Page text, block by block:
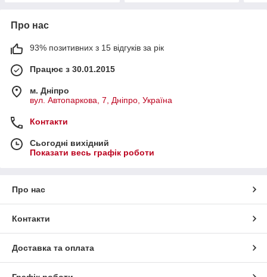
Про нас
93% позитивних з 15 відгуків за рік
Працює з 30.01.2015
м. Дніпро
вул. Автопаркова, 7, Дніпро, Україна
Контакти
Сьогодні вихідний
Показати весь графік роботи
Про нас
Контакти
Доставка та оплата